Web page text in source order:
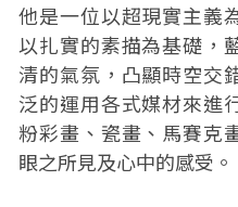
他是一位以超現實主義
以扎實的素描為基礎，
清的氣氛，凸顯時空交
泛的運用各式媒材來進
粉彩畫、瓷畫、馬賽克
眼之所見及心中的感受。